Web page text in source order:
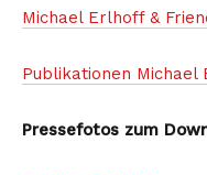
Michael Erlhoff &
Publikationen Michael
Pressefotos zum